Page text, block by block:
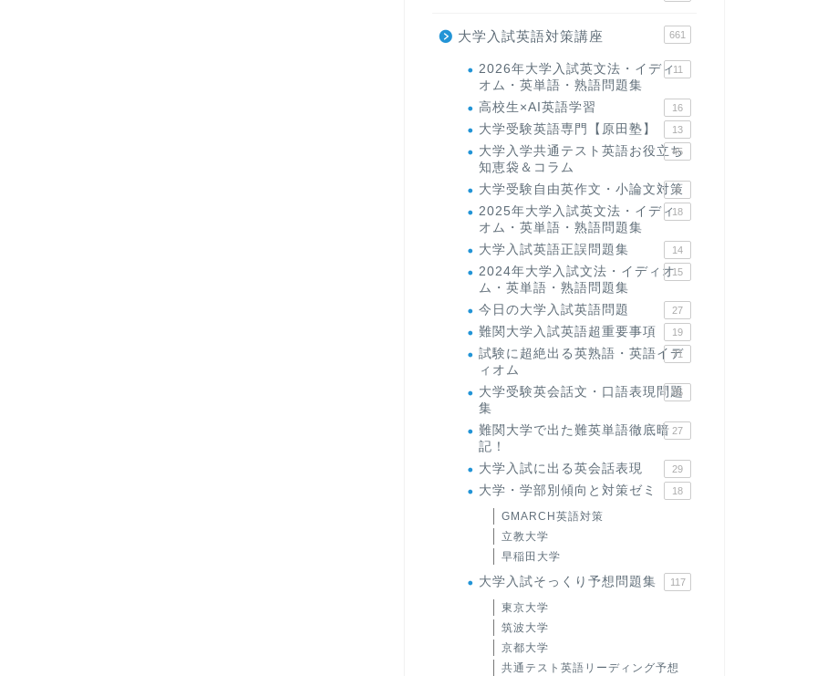
大学入試英語対策講座 661
2026年大学入試英文法・イディ
オム・英単語・熟語問題集
11
高校生×AI英語学習 16
大学受験英語専門【原田塾】 13
大学入学共通テスト英語お役立ち
知恵袋＆コラム
45
大学受験自由英作文・小論文対策
8
2025年大学入試英文法・イディ
オム・英単語・熟語問題集
18
大学入試英語正誤問題集 14
2024年大学入試文法・イディオ
ム・英単語・熟語問題集
15
今日の大学入試英語問題 27
難関大学入試英語超重要事項 19
試験に超絶出る英熟語・英語イデ
ィオム
71
大学受験英会話文・口語表現問題
集
35
難関大学で出た難英単語徹底暗
記！
27
大学入試に出る英会話表現 29
大学・学部別傾向と対策ゼミ 18
GMARCH英語対策
立教大学
早稲田大学
大学入試そっくり予想問題集 117
東京大学
筑波大学
京都大学
共通テスト英語リーディング予想